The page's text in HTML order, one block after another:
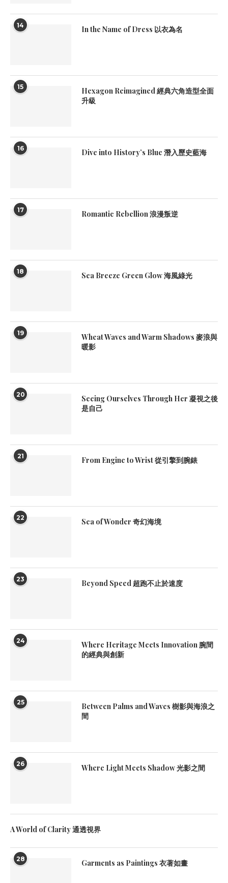
14 In the Name of Dress 以衣為名
15
Hexagon Reimagined 經典六角造型全面
升級
16 Dive into History’s Blue 潛入歷史藍海
17 Romantic Rebellion 浪漫叛逆
18 Sea Breeze Green Glow 海風綠光
19
Wheat Waves and Warm Shadows 麥浪與
暖影
20
Seeing Ourselves Through Her 凝視之後
是自己
21 From Engine to Wrist 從引擎到腕錶
22 Sea of Wonder 奇幻海境
23 Beyond Speed 超跑不止於速度
24
Where Heritage Meets Innovation 腕間
的經典與創新
25
Between Palms and Waves 樹影與海浪之
間
26 Where Light Meets Shadow 光影之間
A World of Clarity 通透視界
28 Garments as Paintings 衣著如畫